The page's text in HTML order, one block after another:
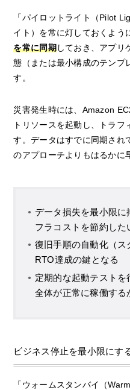
「パイロットライト（Pilot
イト）を常に灯しておくよう
を常に同期しておき、アプリ
態（または最小構成のテンプ
す。
災害発生時には、Amazon
トリソースを起動し、トラフ
す。データはすでに同期され
のアプローチよりもはるかに
データ損失を最小限
フラコストを節約した
復旧手順の自動化（
RTO達成の鍵となる
定期的な起動テスト
全体が正常に稼働する
ビジネス停止を最小限にす
「ウォームスタンバイ（